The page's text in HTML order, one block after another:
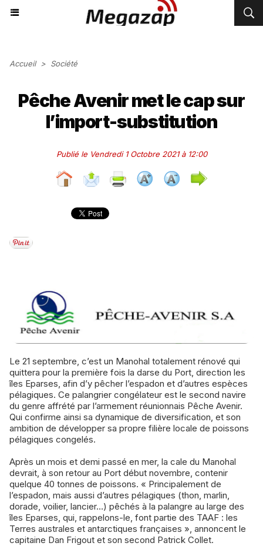
Accueil > Société
Pêche Avenir met le cap sur
l’import-substitution
Publié le Vendredi 1 Octobre 2021 à 12:00
Le 21 septembre, c’est un Manohal totalement rénové qui
quittera pour la première fois la darse du Port, direction les
îles Eparses, afin d’y pêcher l’espadon et d’autres espèces
pélagiques. Ce palangrier congélateur est le second navire
du genre affrété par l’armement réunionnais Pêche Avenir.
Qui confirme ainsi sa dynamique de diversification, et son
ambition de développer sa propre filière locale de poissons
pélagiques congelés.
Après un mois et demi passé en mer, la cale du Manohal
devrait, à son retour au Port début novembre, contenir
quelque 40 tonnes de poissons. « Principalement de
l’espadon, mais aussi d’autres pélagiques (thon, marlin,
dorade, voilier, lancier…) pêchés à la palangre au large des
îles Eparses, qui, rappelons-le, font partie des TAAF : les
Terres australes et antarctiques françaises », annoncent le
capitaine Dan Frigout et son second Patrick Collet.